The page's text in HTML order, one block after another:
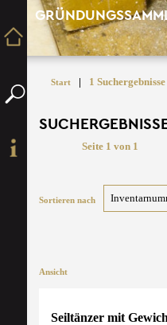
Start | 1 Suchergebnisse
Seite 1 von 1
Sortieren nach
Ansicht
Seiltänzer mit